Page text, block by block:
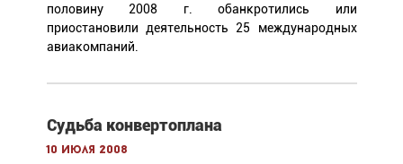
половину 2008 г. обанкротились или
приостановили деятельность 25 международных
авиакомпаний.
Судьба конвертоплана
10 июля 2008